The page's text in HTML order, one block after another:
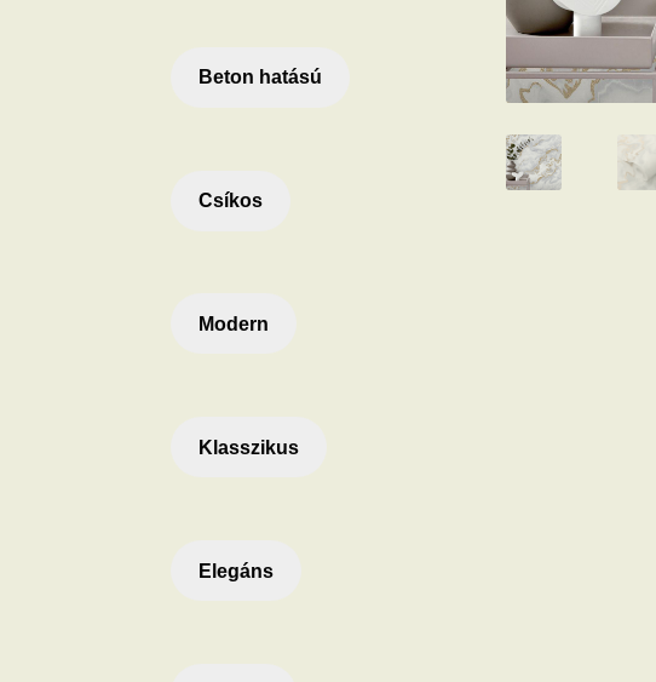
Beton hatású
Csíkos
Modern
Klasszikus
Elegáns